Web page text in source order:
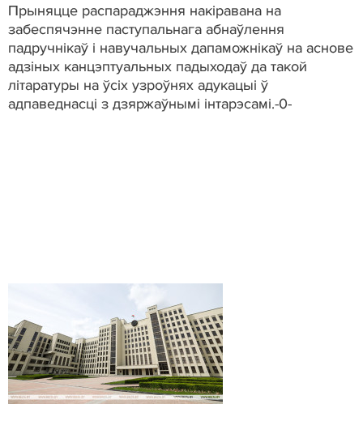
Прыняцце распараджэння накіравана на
забеспячэнне паступальнага абнаўлення
падручнікаў і навучальных дапаможнікаў на аснове
адзіных канцэптуальных падыходаў да такой
літаратуры на ўсіх узроўнях адукацыі ў
адпаведнасці з дзяржаўнымі інтарэсамі.-0-